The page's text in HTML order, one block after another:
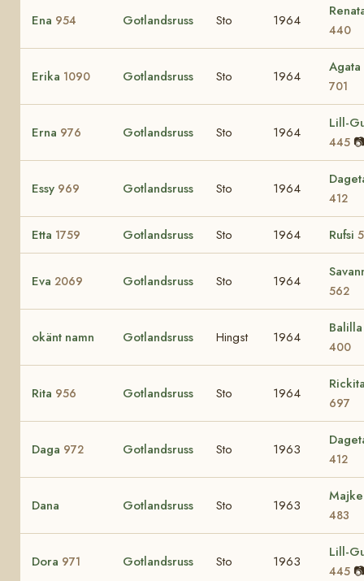
Ena 954 Gotlandsruss Sto 1964
440
Erika 1090 Gotlandsruss Sto 1964
Agata
701
Erna 976 Gotlandsruss Sto 1964
Lill-
445
Essy 969 Gotlandsruss Sto 1964
412
Etta 1759 Gotlandsruss Sto 1964 Rufsi
Eva 2069 Gotlandsruss Sto 1964
562
okänt namn Gotlandsruss Hingst 1964
400
Rita 956 Gotlandsruss Sto 1964
697
Daga 972 Gotlandsruss Sto 1963
412
Dana Gotlandsruss Sto 1963
483
Dora 971 Gotlandsruss Sto 1963
Lill-
445